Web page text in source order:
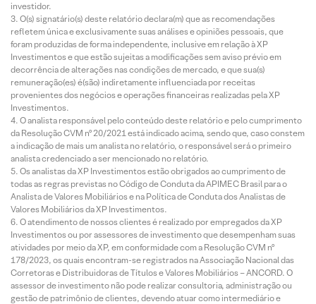
investidor.
O(s) signatário(s) deste relatório declara(m) que as recomendações
refletem única e exclusivamente suas análises e opiniões pessoais, que
foram produzidas de forma independente, inclusive em relação à XP
Investimentos e que estão sujeitas a modificações sem aviso prévio em
decorrência de alterações nas condições de mercado, e que sua(s)
remuneração(es) é(são) indiretamente influenciada por receitas
provenientes dos negócios e operações financeiras realizadas pela XP
Investimentos.
O analista responsável pelo conteúdo deste relatório e pelo cumprimento
da Resolução CVM nº 20/2021 está indicado acima, sendo que, caso constem
a indicação de mais um analista no relatório, o responsável será o primeiro
analista credenciado a ser mencionado no relatório.
Os analistas da XP Investimentos estão obrigados ao cumprimento de
todas as regras previstas no Código de Conduta da APIMEC Brasil para o
Analista de Valores Mobiliários e na Política de Conduta dos Analistas de
Valores Mobiliários da XP Investimentos.
O atendimento de nossos clientes é realizado por empregados da XP
Investimentos ou por assessores de investimento que desempenham suas
atividades por meio da XP, em conformidade com a Resolução CVM nº
178/2023, os quais encontram-se registrados na Associação Nacional das
Corretoras e Distribuidoras de Títulos e Valores Mobiliários – ANCORD. O
assessor de investimento não pode realizar consultoria, administração ou
gestão de patrimônio de clientes, devendo atuar como intermediário e